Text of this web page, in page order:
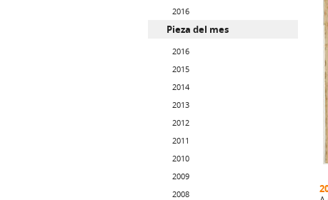
2016
Pieza del mes
2016
2015
2014
2013
2012
2011
2010
2009
2008